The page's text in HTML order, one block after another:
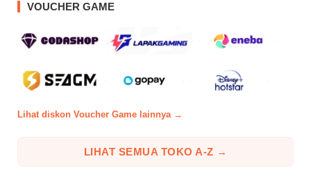
VOUCHER GAME
Lihat diskon Voucher Game lainnya →
LIHAT SEMUA TOKO A-Z →